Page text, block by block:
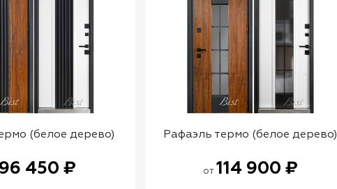
(белое дерево)
450 ₽
Рафаэль термо (белое дерево)
от 114 900 ₽